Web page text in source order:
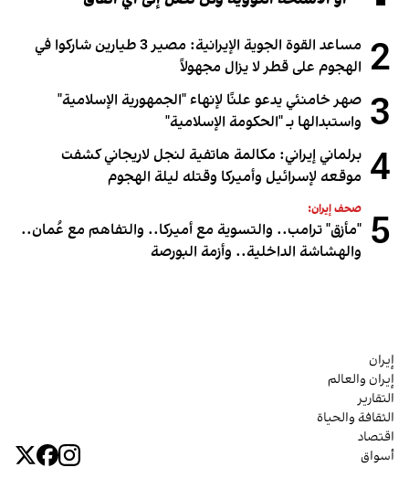
2
مساعد القوة الجوية الإيرانية: مصير 3 طيارين شاركوا في
الهجوم على قطر لا يزال مجهولاً
3 صهر خامنئي يدعو علنًا لإنهاء "الجمهورية الإسلامية"
واستبدالها بـ "الحكومة الإسلامية"
4 برلماني إيراني: مكالمة هاتفية لنجل لاريجاني كشفت
موقعه لإسرائيل وأميركا وقتله ليلة الهجوم
5 صحف إيران:
"مأزق" ترامب.. والتسوية مع أميركا.. والتفاهم مع عُمان..
والهشاشة الداخلية.. وأزمة البورصة
إيران
إيران والعالم
التقارير
الثقافة والحياة
اقتصاد
أسواق